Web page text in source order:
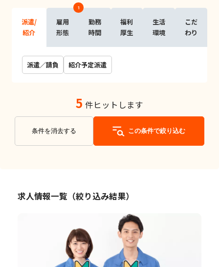
派遣/
紹介
雇用
形態
1
勤務
時間
福利
厚生
生活
環境
こだ
わり
派遣／請負 紹介予定派遣
5 件ヒットします
条件を消去する この条件で絞り込む
求人情報一覧（絞り込み結果）